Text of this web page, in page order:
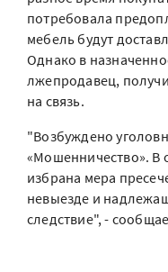
потребовала
мебель будут
Однако в
лжепродавец,
на связь.
"Возбуждено
«Мошенничество». В
избрана мера
невыезде и
следствие", -